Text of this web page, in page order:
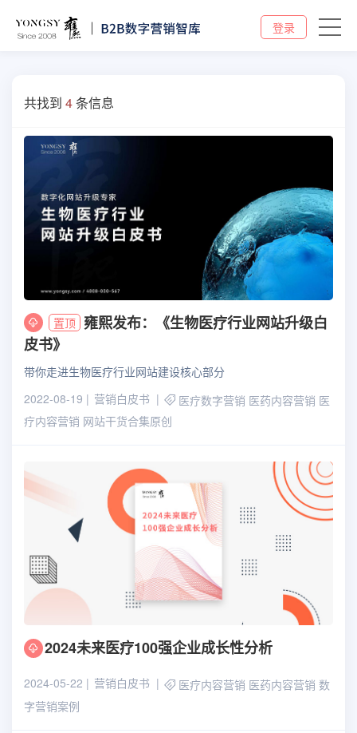
登录
共找到 4条信息
置顶 雍熙发布：《生物医疗行业网站升级白
皮书》
带你走进生物医疗行业网站建设核心部分
2022-08-19
营销白皮书 医疗数字营销 医药内容营销 医
疗内容营销 网站干货合集原创
2024未来医疗100强企业成长性分析
2024-05-22 营销白皮书 医疗内容营销 医药内容营销 数
字营销案例